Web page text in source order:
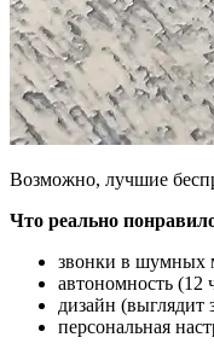
Возможно, лучшие
Что реально
звонки в шумных
автономность (12
дизайн (выглядит
персональная